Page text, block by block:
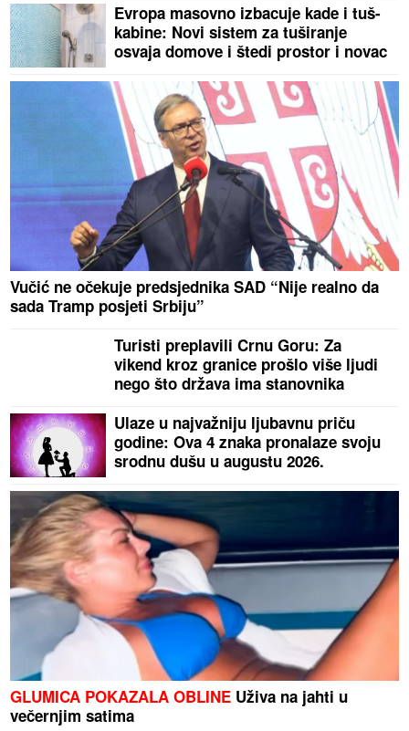
Evropa masovno izbacuje kade i tuš-
kabine: Novi sistem za tuširanje
osvaja domove i štedi prostor i novac
Vučić ne očekuje predsjednika SAD “Nije realno da
sada Tramp posjeti Srbiju”
Turisti preplavili Crnu Goru: Za
vikend kroz granice prošlo više ljudi
nego što država ima stanovnika
Ulaze u najvažniju ljubavnu priču
godine: Ova 4 znaka pronalaze svoju
srodnu dušu u augustu 2026.
GLUMICA POKAZALA OBLINE Uživa na jahti u
večernjim satima